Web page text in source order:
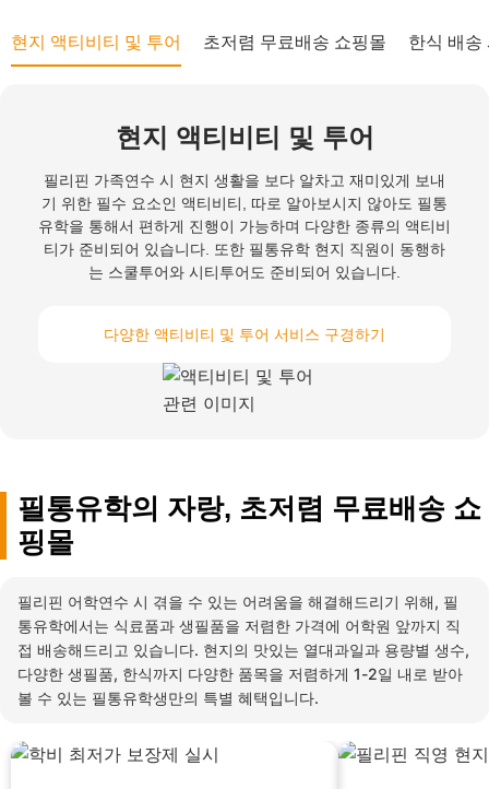
현지 액티비티 및 투어 초저렴 무료배송 쇼핑몰 한식 배송
현지 액티비티 및 투어
필리핀 가족연수 시 현지 생활을 보다 알차고 재미있게 보내
기 위한 필수 요소인 액티비티, 따로 알아보시지 않아도 필통
유학을 통해서 편하게 진행이 가능하며 다양한 종류의 액티비
티가 준비되어 있습니다. 또한 필통유학 현지 직원이 동행하
는 스쿨투어와 시티투어도 준비되어 있습니다.
다양한 액티비티 및 투어 서비스 구경하기
필통유학의 자랑, 초저렴 무료배송 쇼
핑몰
필리핀 어학연수 시 겪을 수 있는 어려움을 해결해드리기 위해, 필
통유학에서는 식료품과 생필품을 저렴한 가격에 어학원 앞까지 직
접 배송해드리고 있습니다. 현지의 맛있는 열대과일과 용량별 생수,
다양한 생필품, 한식까지 다양한 품목을 저렴하게 1-2일 내로 받아
볼 수 있는 필통유학생만의 특별 혜택입니다.